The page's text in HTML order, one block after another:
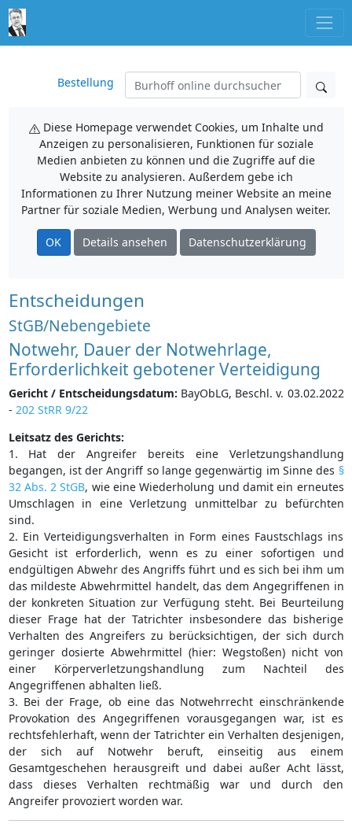
Bestellung
Diese Homepage verwendet Cookies, um Inhalte und
Anzeigen zu personalisieren, Funktionen für soziale
Medien anbieten zu können und die Zugriffe auf die
Website zu analysieren. Außerdem gebe ich
Informationen zu Ihrer Nutzung meiner Website an meine
Partner für soziale Medien, Werbung und Analysen weiter.
OK Details ansehen Datenschutzerklärung
Entscheidungen
StGB/Nebengebiete
Notwehr, Dauer der Notwehrlage,
Erforderlichkeit gebotener Verteidigung
Gericht / Entscheidungsdatum: BayObLG, Beschl. v. 03.02.2022
- 202 StRR 9/22
Leitsatz des Gerichts:
1. Hat der Angreifer bereits eine Verletzungshandlung
begangen, ist der Angriff so lange gegenwärtig im Sinne des §
32 Abs. 2 StGB, wie eine Wiederholung und damit ein erneutes
Umschlagen in eine Verletzung unmittelbar zu befürchten
sind.
2. Ein Verteidigungsverhalten in Form eines Faustschlags ins
Gesicht ist erforderlich, wenn es zu einer sofortigen und
endgültigen Abwehr des Angriffs führt und es sich bei ihm um
das mildeste Abwehrmittel handelt, das dem Angegriffenen in
der konkreten Situation zur Verfügung steht. Bei Beurteilung
dieser Frage hat der Tatrichter insbesondere das bisherige
Verhalten des Angreifers zu berücksichtigen, der sich durch
geringer dosierte Abwehrmittel (hier: Wegstoßen) nicht von
einer Körperverletzungshandlung zum Nachteil des
Angegriffenen abhalten ließ.
3. Bei der Frage, ob eine das Notwehrrecht einschränkende
Provokation des Angegriffenen vorausgegangen war, ist es
rechtsfehlerhaft, wenn der Tatrichter ein Verhalten desjenigen,
der sich auf Notwehr beruft, einseitig aus einem
Gesamtgeschehen herausgreift und dabei außer Acht lässt,
dass dieses Verhalten rechtmäßig war und durch den
Angreifer provoziert worden war.